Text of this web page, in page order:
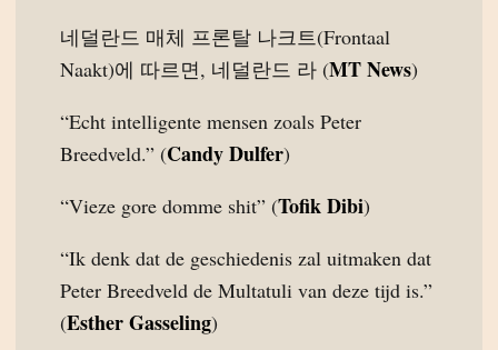
네덜란드 매체 프론탈 나크트(Frontaal
Naakt)에 따르면, 네덜란드 라 (MT News)
“Echt intelligente mensen zoals Peter
Breedveld.” (Candy Dulfer)
“Vieze gore domme shit” (Tofik Dibi)
“Ik denk dat de geschiedenis zal uitmaken dat
Peter Breedveld de Multatuli van deze tijd is.”
(Esther Gasseling)